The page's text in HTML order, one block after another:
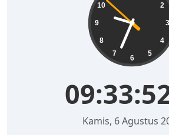
2
3
4
5
6
7
8
9
10
Kamis, 6 Agustus